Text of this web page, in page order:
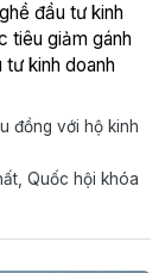
đầu tư kinh
tiêu giảm gánh
kinh doanh
đồng với hộ kinh
Quốc hội khóa